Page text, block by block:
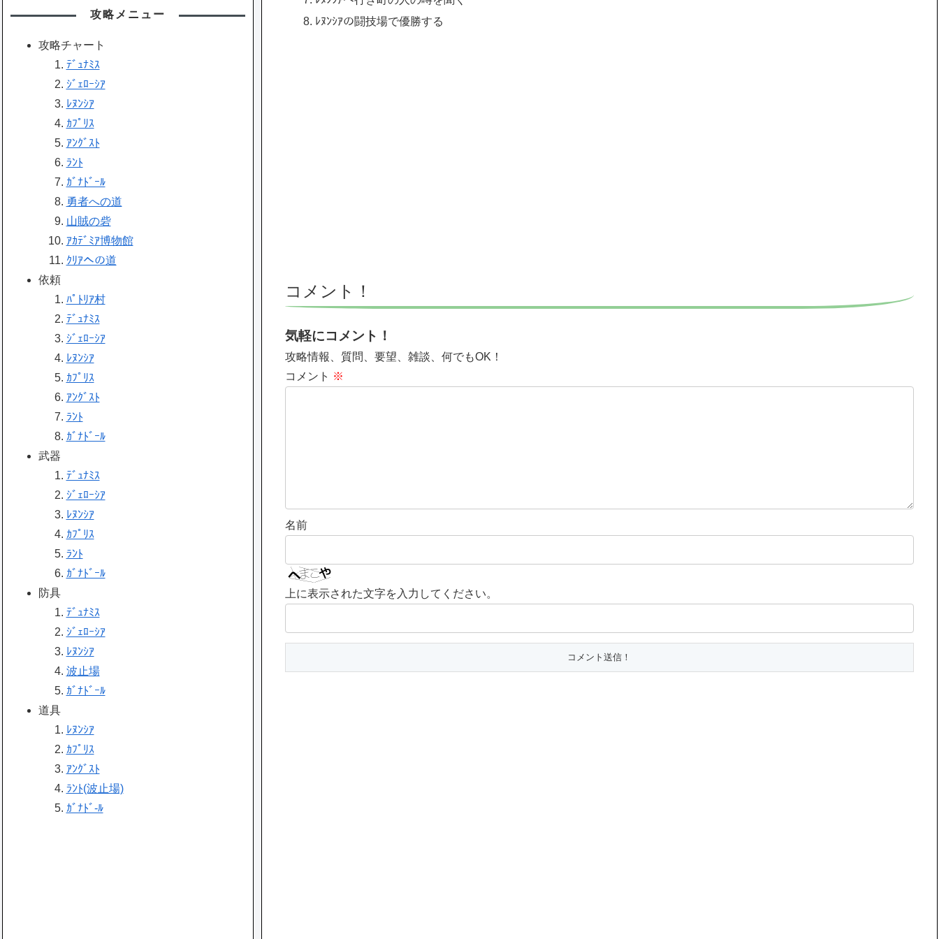
ﾚﾇﾝｼｱの闘技場で優勝する
コメント！
気軽にコメント！
攻略情報、質問、要望、雑談、何でもOK！
コメント ※
名前
上に表示された文字を入力してください。
攻略メニュー
攻略チャート
ﾃﾞｭﾅﾐｽ
ｼﾞｪﾛｰｼｱ
ﾚﾇﾝｼｱ
ｶﾌﾟﾘｽ
ｱﾝｸﾞｽﾄ
ﾗﾝﾄ
ｶﾞﾅﾄﾞｰﾙ
勇者への道
山賊の砦
ｱｶﾃﾞﾐｱ博物館
ｸﾘｱへの道
依頼
ﾊﾟﾄﾘｱ村
ﾃﾞｭﾅﾐｽ
ｼﾞｪﾛｰｼｱ
ﾚﾇﾝｼｱ
ｶﾌﾟﾘｽ
ｱﾝｸﾞｽﾄ
ﾗﾝﾄ
ｶﾞﾅﾄﾞｰﾙ
武器
ﾃﾞｭﾅﾐｽ
ｼﾞｪﾛｰｼｱ
ﾚﾇﾝｼｱ
ｶﾌﾟﾘｽ
ﾗﾝﾄ
ｶﾞﾅﾄﾞｰﾙ
防具
ﾃﾞｭﾅﾐｽ
ｼﾞｪﾛｰｼｱ
ﾚﾇﾝｼｱ
波止場
ｶﾞﾅﾄﾞｰﾙ
道具
ﾚﾇﾝｼｱ
ｶﾌﾟﾘｽ
ｱﾝｸﾞｽﾄ
ﾗﾝﾄ(波止場)
ｶﾞﾅﾄﾞ-ﾙ